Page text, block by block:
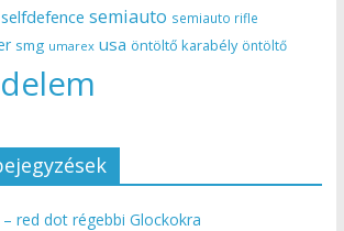
selfdefence semiauto semiauto rifle
smg umarex usa öntöltő karabély öntöltő
red dot régebbi Glockokra